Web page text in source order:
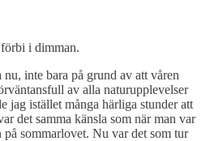
i dimman.
inte bara på grund av att våren
av alla naturupplevelser
jag istället många härliga stunder att
det samma känsla som när man var
på sommarlovet. Nu var det som tur